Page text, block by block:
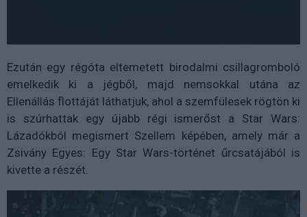
Ezután egy régóta eltemetett birodalmi csillagromboló
emelkedik ki a jégből, majd nemsokkal utána az
Ellenállás flottáját láthatjuk, ahol a szemfülesek rögtön ki
is szúrhattak egy újabb régi ismerőst a Star Wars:
Lázadókból megismert Szellem képében, amely már a
Zsivány Egyes: Egy Star Wars-történet űrcsatájából is
kivette a részét.